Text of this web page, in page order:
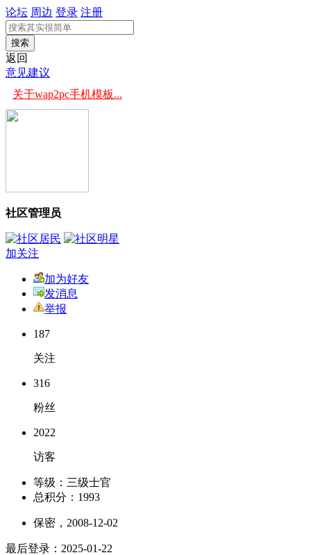
论坛 周边 登录 注册
搜索
返回
意见建议
关于wap2pc手机模板...
社区管理员
加关注
加为好友
发消息
举报
187
关注
316
粉丝
2022
访客
等级： 三级士官
总积分： 1993
保密，2008-12-02
最后登录：2025-01-22